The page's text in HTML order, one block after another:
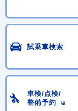
試乗車検索
車検/点検/
整備予約